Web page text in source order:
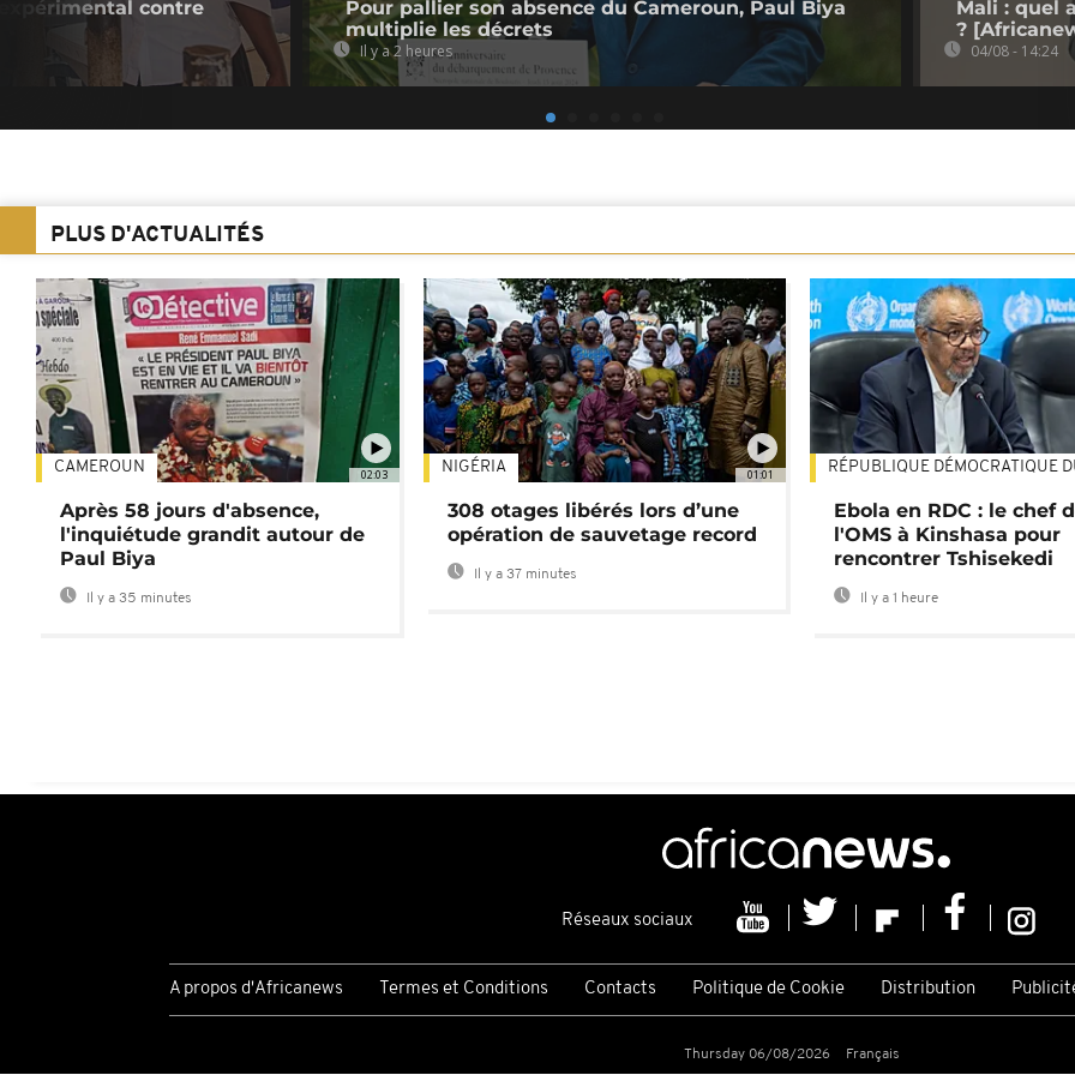
contre
Pour pallier son absence du Cameroun, Paul Biya
multiplie les décrets
Il y a 2 heures
Mali : quel
?
04/08 - 14:24
PLUS D'ACTUALITÉS
02:03
CAMEROUN
Après 58 jours d'absence,
l'inquiétude grandit autour de
Paul Biya
Il y a 35 minutes
01:01
NIGÉRIA
308 otages libérés lors d’une
opération de sauvetage record
Il y a 37 minutes
RÉPUBLIQUE DÉMOCRATIQUE
Ebola en RDC : le chef
l'OMS à Kinshasa pour
rencontrer Tshisekedi
Il y a 1 heure
Réseaux sociaux
A propos d'Africanews Termes et Conditions Contacts Politique de Cookie Distribution
Thursday 06/08/2026